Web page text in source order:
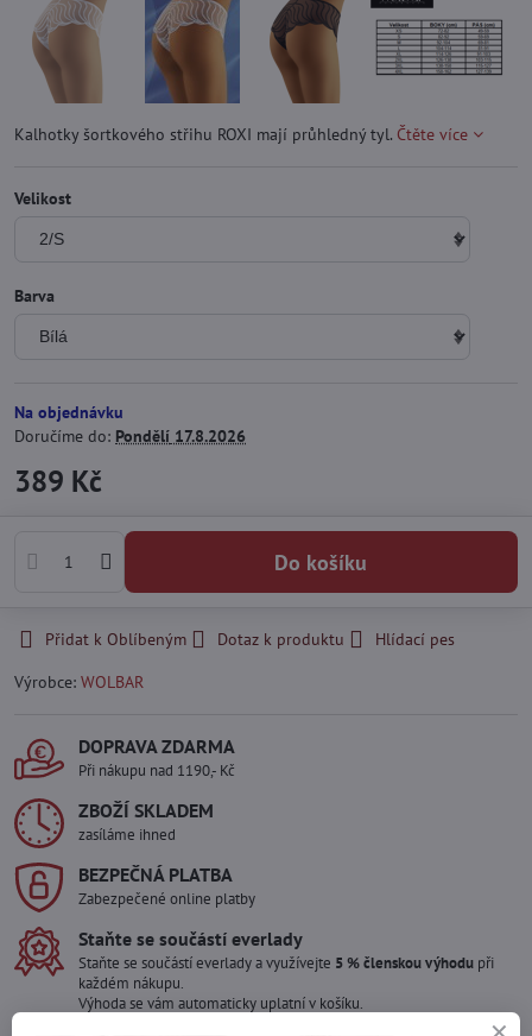
Kalhotky šortkového střihu ROXI mají průhledný tyl. Čtěte více
Velikost
Barva
Na objednávku
Doručíme do: Pondělí 17.8.2026
389 Kč
Do košíku
Přidat k Oblíbeným Dotaz k produktu
Hlídací pes
Výrobce: WOLBAR
DOPRAVA ZDARMA
Při nákupu nad 1190,- Kč
ZBOŽÍ SKLADEM
zasíláme ihned
BEZPEČNÁ PLATBA
Zabezpečené online platby
Staňte se součástí everlady
Staňte se součástí everlady a využívejte 5 % členskou výhodu při
každém nákupu.
Výhoda se vám automaticky uplatní v košíku.